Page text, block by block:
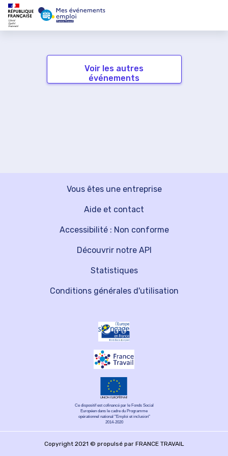
Voir les autres
événements
Vous êtes une entreprise
Découvrir notre API
Aide et contact
Statistiques
Accessibilité : Non conforme
Conditions générales d'utilisation
Ce dispositif est cofinancé par le Fonds Social
Européen dans le cadre du Programme
opérationnel national "Emploi et inclusion"
2014-2020
Copyright 2021 © propulsé par FRANCE TRAVAIL